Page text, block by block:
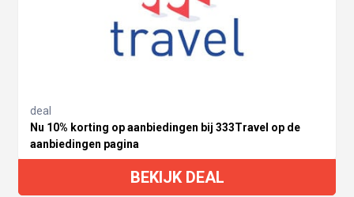
deal
Nu 10% korting op aanbiedingen bij 333Travel op de
aanbiedingen pagina
BEKIJK DEAL